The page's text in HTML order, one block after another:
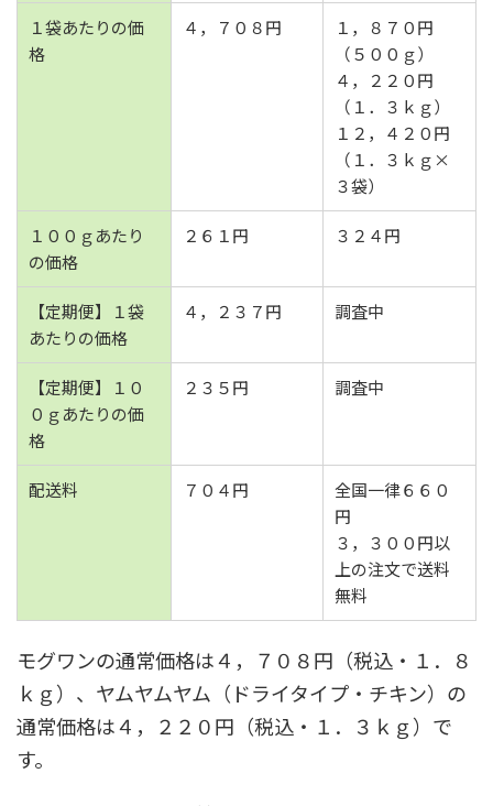
１袋あたりの価
格
４，７０８円
１，８７０円
（５００ｇ）
４，２２０円
（１．３ｋｇ）
１２，４２０円
（１．３ｋｇ×
３袋）
１００ｇあたり
の価格
２６１円 ３２４円
【定期便】１袋
あたりの価格
４，２３７円 調査中
【定期便】１０
０ｇあたりの価
格
２３５円 調査中
配送料 ７０４円
全国一律６６０
円
３，３００円以
上の注文で送料
無料
モグワンの通常価格は４，７０８円（税込・１．８
ｋｇ）、ヤムヤムヤム（ドライタイプ・チキン）の
通常価格は４，２２０円（税込・１．３ｋｇ）で
す。